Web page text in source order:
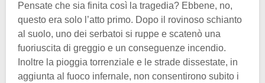
Pensate che sia finita così la tragedia? Ebbene, no,
questo era solo l’atto primo. Dopo il rovinoso schianto
al suolo, uno dei serbatoi si ruppe e scatenò una
fuoriuscita di greggio e un conseguenze incendio.
Inoltre la pioggia torrenziale e le strade dissestate, in
aggiunta al fuoco infernale, non consentirono subito i